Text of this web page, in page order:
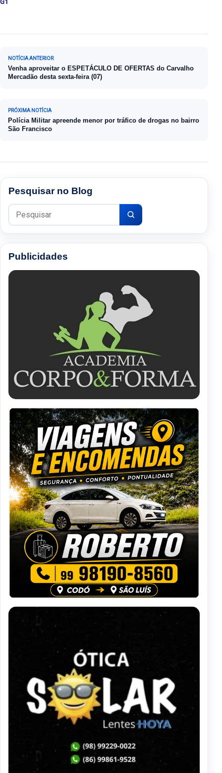
G1
Navegação de Post
NOTÍCIA ANTERIOR
Venha aproveitar o ESPETÁCULO DE OFERTAS do Carvalho
Mercadão desta sexta-feira (07)
PRÓXIMA NOTÍCIA
Polícia Militar apreende menor por tráfico de drogas no bairro
São Francisco
Pesquisar no Blog
Pesquisar por:
Publicidades